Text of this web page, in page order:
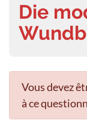
Die
Vous devez
à ce